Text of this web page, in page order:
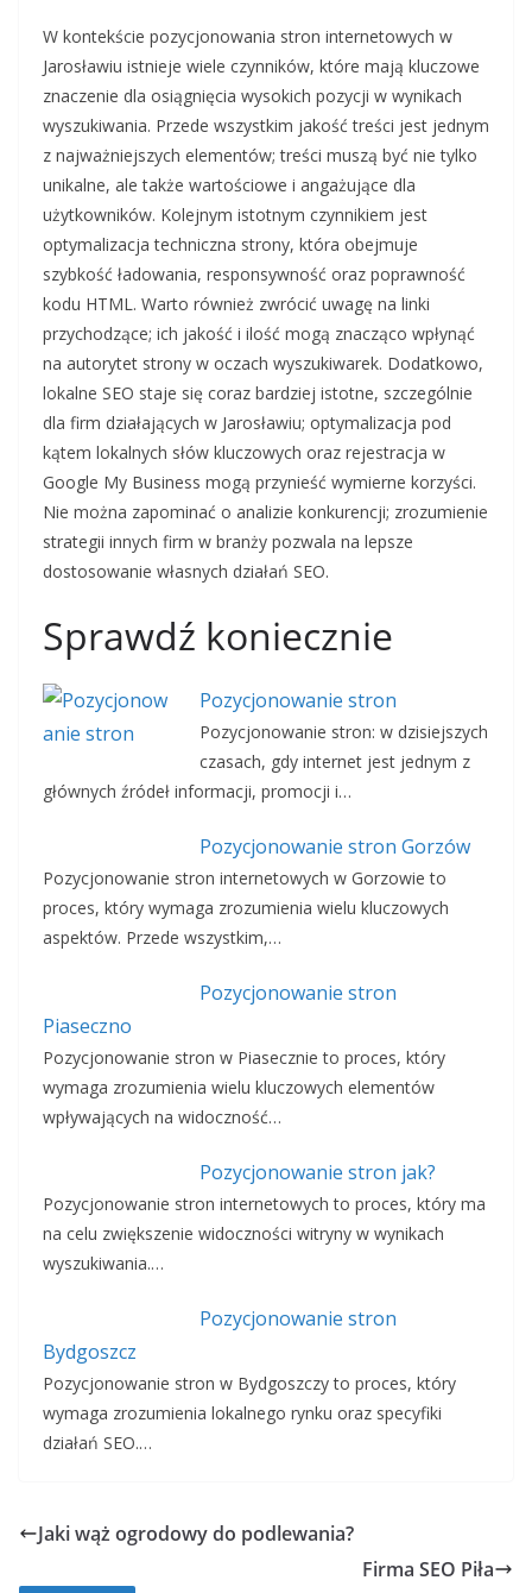
W kontekście pozycjonowania stron internetowych w
Jarosławiu istnieje wiele czynników, które mają kluczowe
znaczenie dla osiągnięcia wysokich pozycji w wynikach
wyszukiwania. Przede wszystkim jakość treści jest jednym
z najważniejszych elementów; treści muszą być nie tylko
unikalne, ale także wartościowe i angażujące dla
użytkowników. Kolejnym istotnym czynnikiem jest
optymalizacja techniczna strony, która obejmuje
szybkość ładowania, responsywność oraz poprawność
kodu HTML. Warto również zwrócić uwagę na linki
przychodzące; ich jakość i ilość mogą znacząco wpłynąć
na autorytet strony w oczach wyszukiwarek. Dodatkowo,
lokalne SEO staje się coraz bardziej istotne, szczególnie
dla firm działających w Jarosławiu; optymalizacja pod
kątem lokalnych słów kluczowych oraz rejestracja w
Google My Business mogą przynieść wymierne korzyści.
Nie można zapominać o analizie konkurencji; zrozumienie
strategii innych firm w branży pozwala na lepsze
dostosowanie własnych działań SEO.
Sprawdź koniecznie
Pozycjonowanie stron
Pozycjonowanie stron: w dzisiejszych
czasach, gdy internet jest jednym z
głównych źródeł informacji, promocji i…
Pozycjonowanie stron Gorzów
Pozycjonowanie stron internetowych w Gorzowie to
proces, który wymaga zrozumienia wielu kluczowych
aspektów. Przede wszystkim,…
Pozycjonowanie stron
Piaseczno
Pozycjonowanie stron w Piasecznie to proces, który
wymaga zrozumienia wielu kluczowych elementów
wpływających na widoczność…
Pozycjonowanie stron jak?
Pozycjonowanie stron internetowych to proces, który ma
na celu zwiększenie widoczności witryny w wynikach
wyszukiwania.…
Pozycjonowanie stron
Bydgoszcz
Pozycjonowanie stron w Bydgoszczy to proces, który
wymaga zrozumienia lokalnego rynku oraz specyfiki
działań SEO.…
Jaki wąż ogrodowy do podlewania?
Firma SEO Piła